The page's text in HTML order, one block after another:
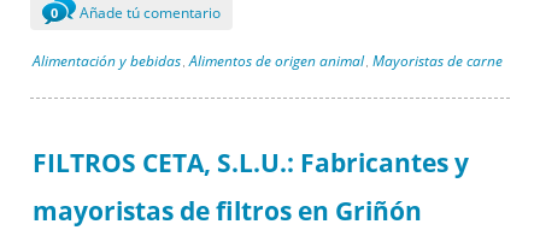
0 Añade tú comentario
Alimentación y bebidas , Alimentos de origen animal , Mayoristas de carne
FILTROS CETA, S.L.U.: Fabricantes y
mayoristas de filtros en Griñón